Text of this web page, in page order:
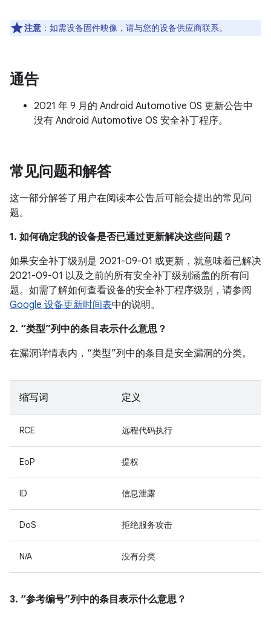
注意 ：如需设备固件映像，请与您的设备供应商联系。
通告
2021 年 9 月的 Android Automotive OS 更新公告中
没有 Android Automotive OS 安全补丁程序。
常见问题和解答
这一部分解答了用户在阅读本公告后可能会提出的常见问
题。
1. 如何确定我的设备是否已通过更新解决这些问题？
如果安全补丁级别是 2021-09-01 或更新，就意味着已解决
2021-09-01 以及之前的所有安全补丁级别涵盖的所有问
题。如需了解如何查看设备的安全补丁程序级别，请参阅
Google 设备更新时间表中的说明。
2. “类型”列中的条目表示什么意思？
在漏洞详情表内，“类型”列中的条目是安全漏洞的分类。
缩写词 定义
RCE 远程代码执行
EoP 提权
ID 信息泄露
DoS 拒绝服务攻击
N/A 没有分类
3. “参考编号”列中的条目表示什么意思？